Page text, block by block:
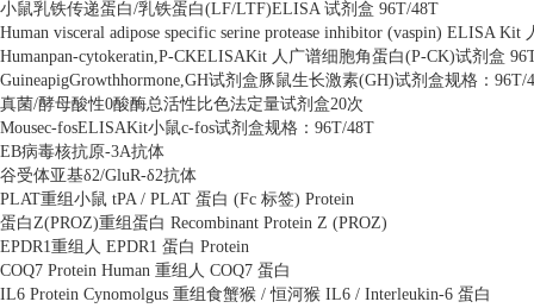
小鼠乳铁传递蛋白/乳铁蛋白(LF/LTF)ELISA 试剂盒 96T/48T
Human visceral adipose specific serine protease inhibitor (vaspin) ELISA Kit
Humanpan-cytokeratin,P-CKELISAKit 人广谱细胞角蛋白(P-CK)试剂盒
GuineapigGrowthhormone,GH试剂盒豚鼠生长激素(GH)试剂盒规格： 96T/
真菌/酵母酸性0酸酶总活性比色法定量试剂盒20次
Mousec-fosELISAKit小鼠c-fos试剂盒规格： 96T/48T
EB病毒核抗原-3A抗体
谷受体亚基δ2/GluR-δ2抗体
PLAT重组小鼠 tPA / PLAT 蛋白 (Fc 标签) Protein
蛋白Z(PROZ)重组蛋白 Recombinant Protein Z (PROZ)
EPDR1重组人 EPDR1 蛋白 Protein
COQ7 Protein Human 重组人 COQ7 蛋白
IL6 Protein Cynomolgus 重组食蟹猴 /恒河猴 IL6 / Interleukin-6 蛋白